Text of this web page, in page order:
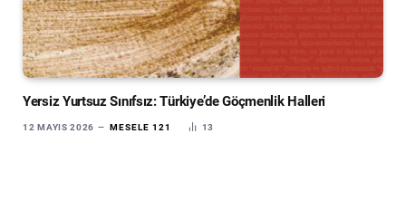
Yersiz Yurtsuz Sınıfsız: Türkiye’de Göçmenlik Halleri
12 MAYIS 2026 MESELE 121 13